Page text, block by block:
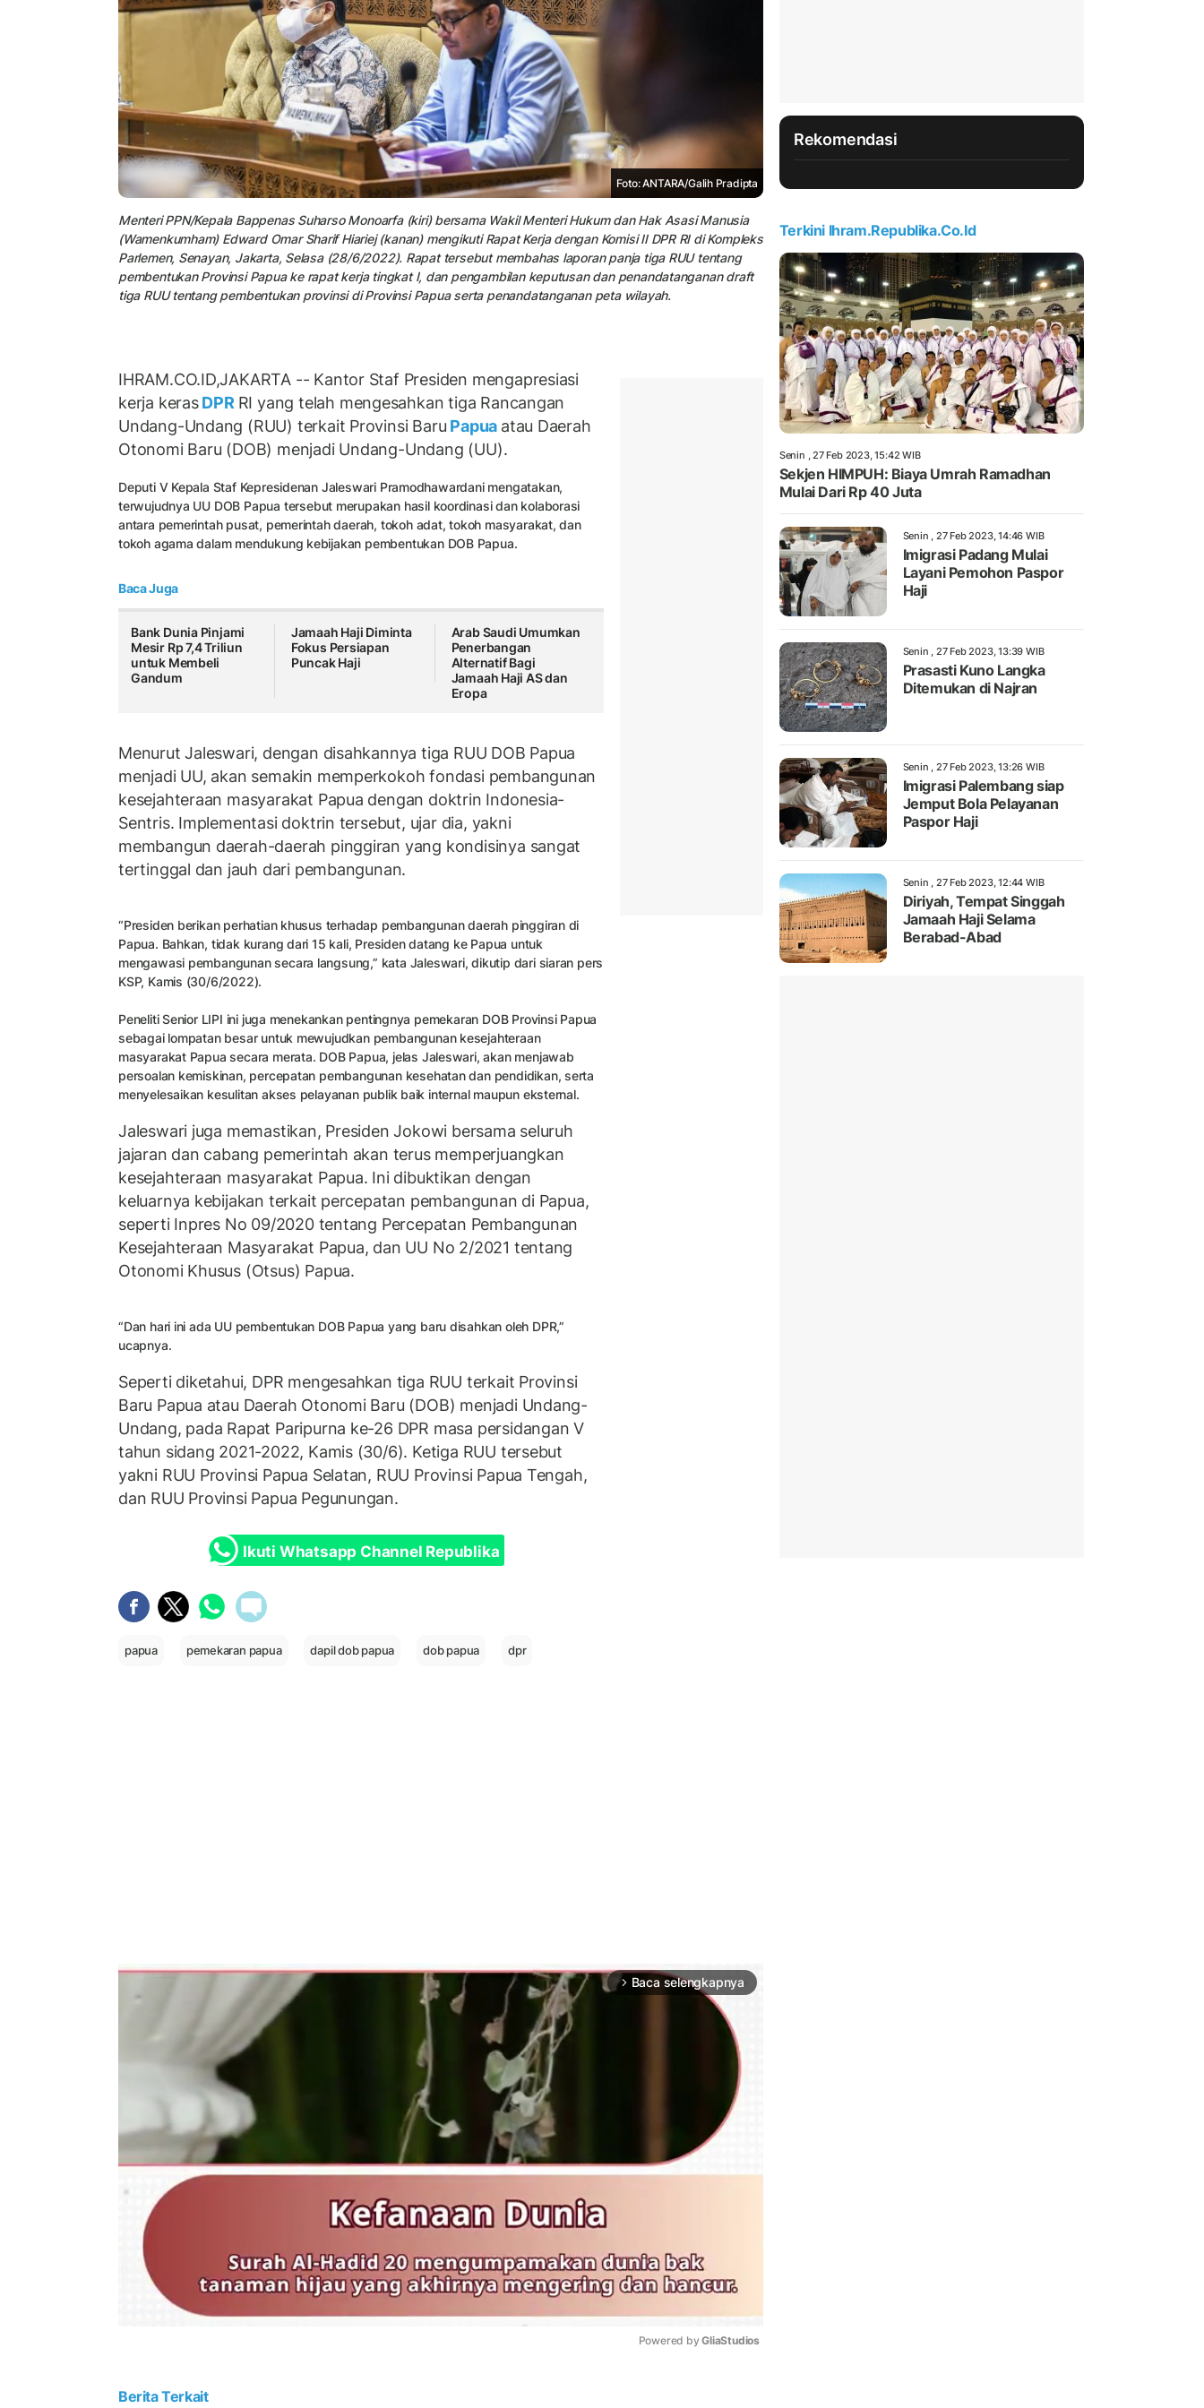
Foto: ANTARA/Galih Pradipta
Menteri PPN/Kepala Bappenas Suharso Monoarfa (kiri) bersama Wakil Menteri Hukum dan Hak Asasi Manusia
(Wamenkumham) Edward Omar Sharif Hiariej (kanan) mengikuti Rapat Kerja dengan Komisi II DPR RI di Kompleks
Parlemen, Senayan, Jakarta, Selasa (28/6/2022). Rapat tersebut membahas laporan panja tiga RUU tentang
pembentukan Provinsi Papua ke rapat kerja tingkat I, dan pengambilan keputusan dan penandatanganan draft
tiga RUU tentang pembentukan provinsi di Provinsi Papua serta penandatanganan peta wilayah.
IHRAM.CO.ID,JAKARTA -- Kantor Staf Presiden mengapresiasi
kerja kerasDPR RI yang telah mengesahkan tiga Rancangan
Undang-Undang (RUU) terkait Provinsi Baru Papua atau Daerah
Otonomi Baru (DOB) menjadi Undang-Undang (UU).
Deputi V Kepala Staf Kepresidenan Jaleswari Pramodhawardani mengatakan,
terwujudnya UU DOB Papua tersebut merupakan hasil koordinasi dan kolaborasi
antara pemerintah pusat, pemerintah daerah, tokoh adat, tokoh masyarakat, dan
tokoh agama dalam mendukung kebijakan pembentukan DOB Papua.
Baca Juga
Bank Dunia Pinjami
Mesir Rp 7,4 Triliun
untuk Membeli
Gandum
Jamaah Haji Diminta
Fokus Persiapan
Puncak Haji
Arab Saudi Umumkan
Penerbangan
Alternatif Bagi
Jamaah Haji AS dan
Eropa
Menurut Jaleswari, dengan disahkannya tiga RUU DOB Papua
menjadi UU, akan semakin memperkokoh fondasi pembangunan
kesejahteraan masyarakat Papua dengan doktrin Indonesia-
Sentris. Implementasi doktrin tersebut, ujar dia, yakni
membangun daerah-daerah pinggiran yang kondisinya sangat
tertinggal dan jauh dari pembangunan.
“Presiden berikan perhatian khusus terhadap pembangunan daerah pinggiran di
Papua. Bahkan, tidak kurang dari 15 kali, Presiden datang ke Papua untuk
mengawasi pembangunan secara langsung,” kata Jaleswari, dikutip dari siaran pers
KSP, Kamis (30/6/2022).
Peneliti Senior LIPI ini juga menekankan pentingnya pemekaran DOB Provinsi Papua
sebagai lompatan besar untuk mewujudkan pembangunan kesejahteraan
masyarakat Papua secara merata. DOB Papua, jelas Jaleswari, akan menjawab
persoalan kemiskinan, percepatan pembangunan kesehatan dan pendidikan, serta
menyelesaikan kesulitan akses pelayanan publik baik internal maupun eksternal.
Jaleswari juga memastikan, Presiden Jokowi bersama seluruh
jajaran dan cabang pemerintah akan terus memperjuangkan
kesejahteraan masyarakat Papua. Ini dibuktikan dengan
keluarnya kebijakan terkait percepatan pembangunan di Papua,
seperti Inpres No 09/2020 tentang Percepatan Pembangunan
Kesejahteraan Masyarakat Papua, dan UU No 2/2021 tentang
Otonomi Khusus (Otsus) Papua.
“Dan hari ini ada UU pembentukan DOB Papua yang baru disahkan oleh DPR,”
ucapnya.
Seperti diketahui, DPR mengesahkan tiga RUU terkait Provinsi
Baru Papua atau Daerah Otonomi Baru (DOB) menjadi Undang-
Undang, pada Rapat Paripurna ke-26 DPR masa persidangan V
tahun sidang 2021-2022, Kamis (30/6). Ketiga RUU tersebut
yakni RUU Provinsi Papua Selatan, RUU Provinsi Papua Tengah,
dan RUU Provinsi Papua Pegunungan.
Ikuti Whatsapp Channel Republika
papua pemekaran papua dapil dob papua dob papua dpr
arrow_forward_ios Baca selengkapnya
Powered by GliaStudios
Berita Terkait
Rekomendasi
Terkini Ihram.republika.co.id
Senin , 27 Feb 2023, 15:42 WIB
Sekjen HIMPUH: Biaya Umrah Ramadhan
Mulai Dari Rp 40 Juta
Senin , 27 Feb 2023, 14:46 WIB
Imigrasi Padang Mulai
Layani Pemohon Paspor
Haji
Senin , 27 Feb 2023, 13:39 WIB
Prasasti Kuno Langka
Ditemukan di Najran
Senin , 27 Feb 2023, 13:26 WIB
Imigrasi Palembang siap
Jemput Bola Pelayanan
Paspor Haji
Senin , 27 Feb 2023, 12:44 WIB
Diriyah, Tempat Singgah
Jamaah Haji Selama
Berabad-Abad